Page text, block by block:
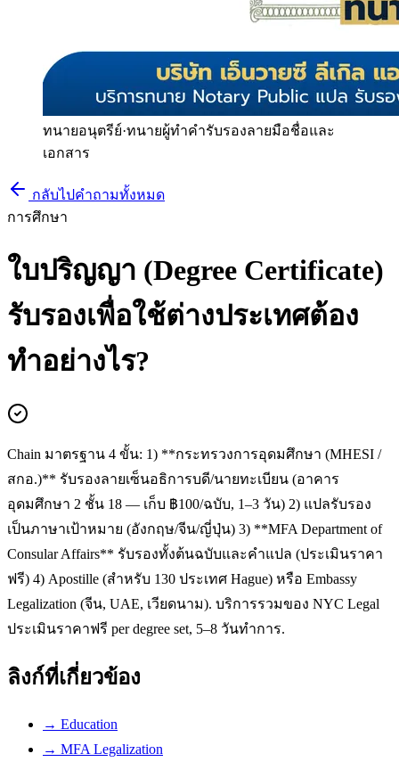
ทนายอนุตรีย์·ทนายผู้ทำคำรับรองลายมือชื่อและ
เอกสาร
กลับไปคำถามทั้งหมด
การศึกษา
ใบปริญญา (Degree Certificate)
รับรองเพื่อใช้ต่างประเทศต้อง
ทำอย่างไร?
Chain มาตรฐาน 4 ขั้น: 1) **กระทรวงการอุดมศึกษา (MHESI /
สกอ.)** รับรองลายเซ็นอธิการบดี/นายทะเบียน (อาคาร
อุดมศึกษา 2 ชั้น 18 — เก็บ ฿100/ฉบับ, 1–3 วัน) 2) แปลรับรอง
เป็นภาษาเป้าหมาย (อังกฤษ/จีน/ญี่ปุ่น) 3) **MFA Department of
Consular Affairs** รับรองทั้งต้นฉบับและคำแปล (ประเมินราคา
ฟรี) 4) Apostille (สำหรับ 130 ประเทศ Hague) หรือ Embassy
Legalization (จีน, UAE, เวียดนาม). บริการรวมของ NYC Legal
ประเมินราคาฟรี per degree set, 5–8 วันทำการ.
ลิงก์ที่เกี่ยวข้อง
→ Education
→ MFA Legalization